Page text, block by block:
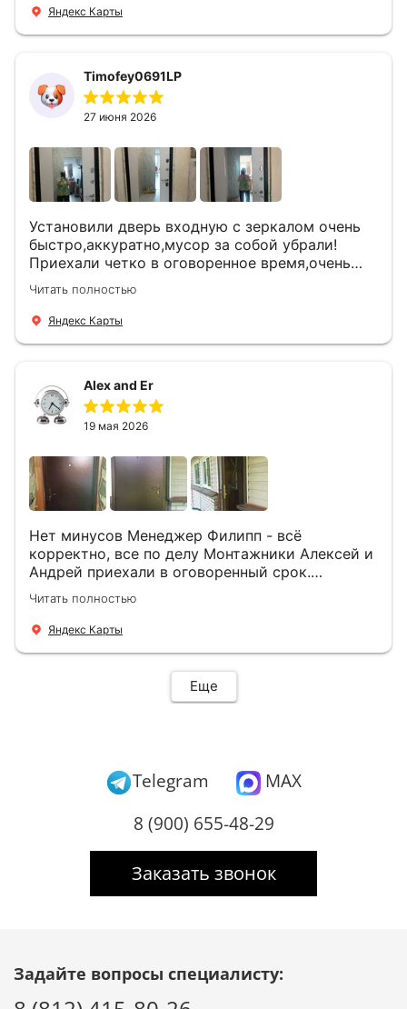
Яндекс Карты
Timofey0691LP
27 июня 2026
Установили дверь входную с зеркалом очень
быстро,аккуратно,мусор за собой убрали!
Приехали четко в оговоренное время,очень
вежливые,деликатные рабочие .Все
понравилось и дверь ,и работа и цена!
Читать полностью
Яндекс Карты
Alex and Er
19 мая 2026
Нет минусов Менеджер Филипп - всё
корректно, все по делу Монтажники Алексей и
Андрей приехали в оговоренный срок.
Демонтировали старую дверь и установили
новую буквально за час Быстро и качественно
+ нормальные цены Всем большое спасибо
Читать полностью
Яндекс Карты
Еще
Telegram
MAX
8 (900) 655-48-29
Заказать звонок
Задайте вопросы специалисту: